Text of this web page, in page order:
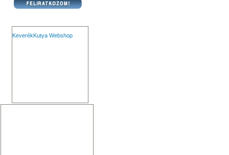
KeverékKutya Webshop